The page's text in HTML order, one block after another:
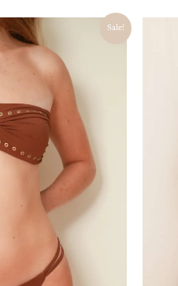
Sale!
preço
original
era:
R$ 248,00.
atual
R$ 174,00.